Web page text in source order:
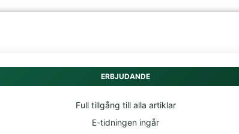
ERBJUDANDE
Full tillgång till alla artiklar
E-tidningen ingår